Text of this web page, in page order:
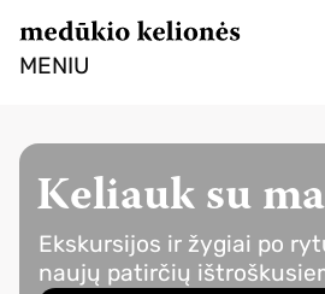
MENIU
Keliauk su
Ekskursijos ir žygiai po
naujų patirčių